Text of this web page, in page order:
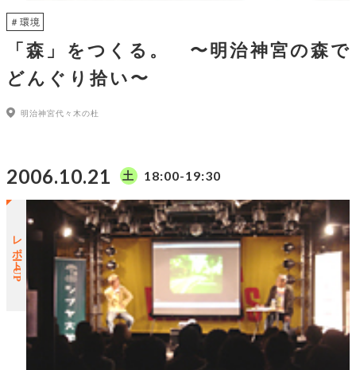
＃環境
「森」をつくる。 〜明治神宮の森で
どんぐり拾い〜
明治神宮代々木の杜
2006.10.21 土 18:00-19:30
レポートUP